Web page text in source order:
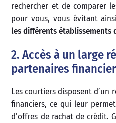
rechercher et de comparer
pour vous, vous évitant
les différents établissements
2. Accès à un large
partenaires
Les courtiers disposent d’un
financiers, ce qui leur
d’offres de rachat de crédit.